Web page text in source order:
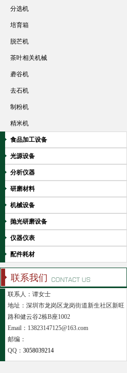
分选机
培育箱
脱芒机
茶叶相关机械
砻谷机
去石机
制粉机
精米机
食品加工设备
光源设备
分析仪器
研磨材料
机械设备
抛光研磨设备
仪器仪表
配件耗材
联系我们
联系人：谭女士
地址：深圳市龙岗区龙岗街道新生社区新旺
路和健云谷2栋B座1002
Email：13823147125@163.com
邮编：
QQ： 3058039214